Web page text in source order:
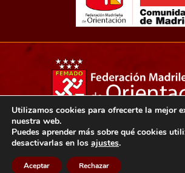
Copyright 2021© Federación madrileña
Aviso legalPolítica de privacidad
Diseño web: Ensalza
Utilizamos cookies para ofrecerte la mejor
nuestra web.
Puedes aprender más sobre qué cookies
desactivarlas en los ajustes.
Aceptar Rechazar